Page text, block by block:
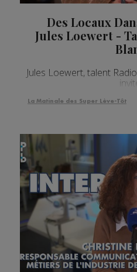
Des Locaux
Jules Loewert -
Jules Loewert, talent
La Matinale des Super Lève-Tôt